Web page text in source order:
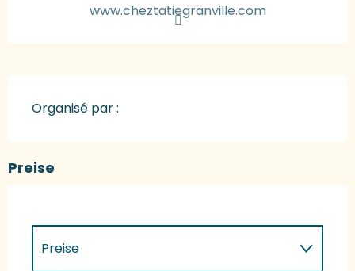
www.cheztatiegranville.com
Organisé par :
Preise
Preise